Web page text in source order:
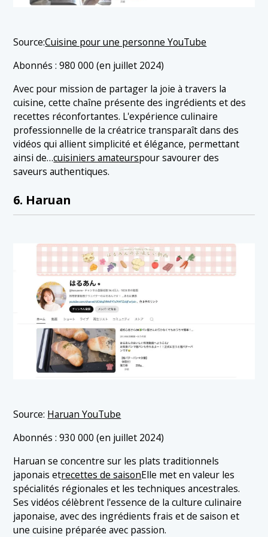
Source:Cuisine pour une personne YouTube
Abonnés : 980 000 (en juillet 2024)
Avec pour mission de partager la joie à travers la
cuisine, cette chaîne présente des ingrédients et des
recettes réconfortantes. L'expérience culinaire
professionnelle de la créatrice transparaît dans des
vidéos qui allient simplicité et élégance, permettant
ainsi de…cuisiniers amateurspour savourer des
saveurs authentiques.
6. Haruan
Source: Haruan YouTube
Abonnés : 930 000 (en juillet 2024)
Haruan se concentre sur les plats traditionnels
japonais etrecettes de saisonElle met en valeur les
spécialités régionales et les techniques ancestrales.
Ses vidéos célèbrent l'essence de la culture culinaire
japonaise, avec des ingrédients frais et de saison et
une cuisine préparée avec passion.